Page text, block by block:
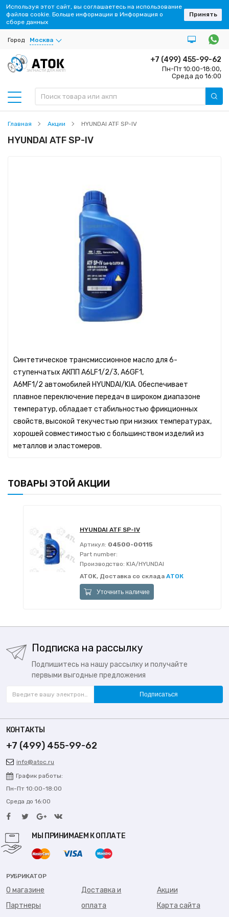
Город Москва
ЗАПЧАСТИ ДЛЯ АКПП
+7 (499) 455-99-62
Пн-Пт 10:00-18:00,
Среда до 16:00
Главная Акции HYUNDAI ATF SP-IV
HYUNDAI ATF SP-IV
Синтетическое трансмиссионное масло для 6-
ступенчатых АКПП A6LF1/2/3, A6GF1,
A6MF1/2 автомобилей HYUNDAI/KIA. Обеспечивает
плавное переключение передач в широком диапазоне
температур, обладает стабильностью фрикционных
свойств, высокой текучестью при низких температурах,
хорошей совместимостью с большинством изделий из
металлов и эластомеров.
ТОВАРЫ ЭТОЙ АКЦИИ
HYUNDAI ATF SP-IV
Артикул: 04500-00115
Part number:
Производство: KIA/HYUNDAI
ATOK, Доставка со склада АТОК
Уточнить наличие
Подписка на рассылку
Подпишитесь на нашу рассылку и получайте
первыми выгодные предложения
Подписаться
КОНТАКТЫ
+7 (499) 455-99-62
info@atoc.ru
График работы:
Пн-Пт 10:00-18:00
Среда до 16:00
МЫ ПРИНИМАЕМ К ОПЛАТЕ
РУБРИКАТОР
О магазине
Партнеры
Доставка и
оплата
Акции
Карта сайта
Используя этот сайт, вы соглашаетесь на использование
файлов cookie. Больше информации в Информация о
сборе данных
Принять